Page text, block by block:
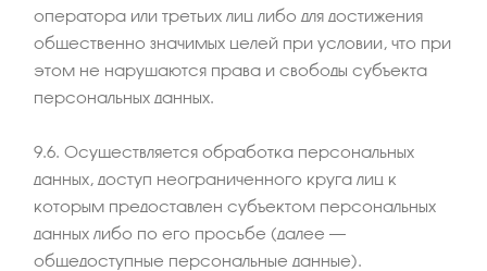
оператора или третьих лиц либо для достижения
общественно значимых целей при условии, что при
этом не нарушаются права и свободы субъекта
персональных данных.
9.6. Осуществляется обработка персональных
данных, доступ неограниченного круга лиц к
которым предоставлен субъектом персональных
данных либо по его просьбе (далее –
общедоступные персональные данные).